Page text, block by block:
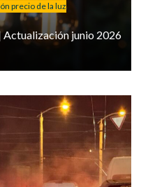
precio de la luz
Actualización junio 2026